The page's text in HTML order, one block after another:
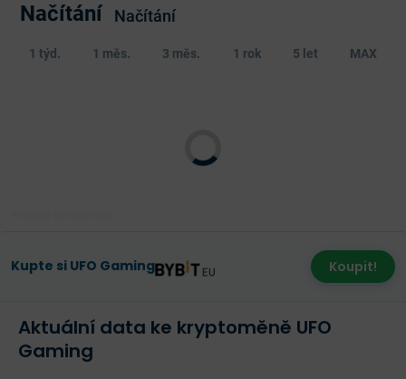
Načítání Načítání
1 týd. 1 měs. 3 měs. 1 rok 5 let MAX
Kupte si UFO Gaming Koupit!
Aktuální data ke kryptoměně UFO
Gaming